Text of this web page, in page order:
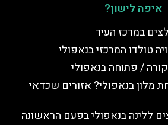
איפה לישון?
במרכז העיר
טולדו המרכזי בנאפולי
/ פתוחה בנאפולי
מלון בנאפולי? אזורים שכדאי
ללינה בנאפולי בפעם הראשונה